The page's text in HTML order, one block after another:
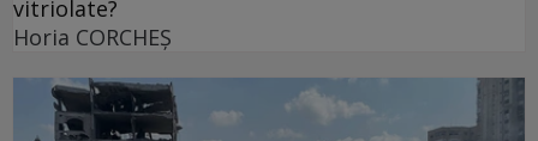
vitriolate?
Horia CORCHEŞ